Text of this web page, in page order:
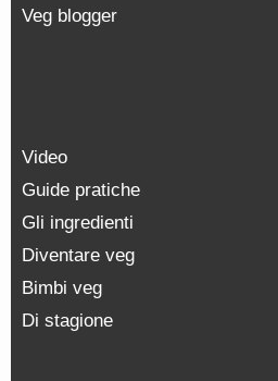
Veg blogger
Video
Guide pratiche
Gli ingredienti
Diventare veg
Bimbi veg
Di stagione